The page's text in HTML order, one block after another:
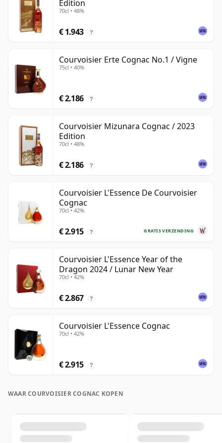
Edition
70cl • 48%
€ 1.943 ?
Courvoisier Erte Cognac No.1 / Vigne
75cl • 40%
€ 2.186 ?
Courvoisier Mizunara Cognac / 2023
Edition
70cl • 48%
€ 2.186 ?
Courvoisier L'Essence De Courvoisier
Cognac
70cl • 42%
GRATIS VERZENDING
€ 2.915 ?
Courvoisier L'Essence Year of the
Dragon 2024 / Lunar New Year
70cl • 42%
€ 2.867 ?
Courvoisier L'Essence Cognac
70cl • 42%
€ 2.915 ?
WAAR COURVOISIER COGNAC KOPEN